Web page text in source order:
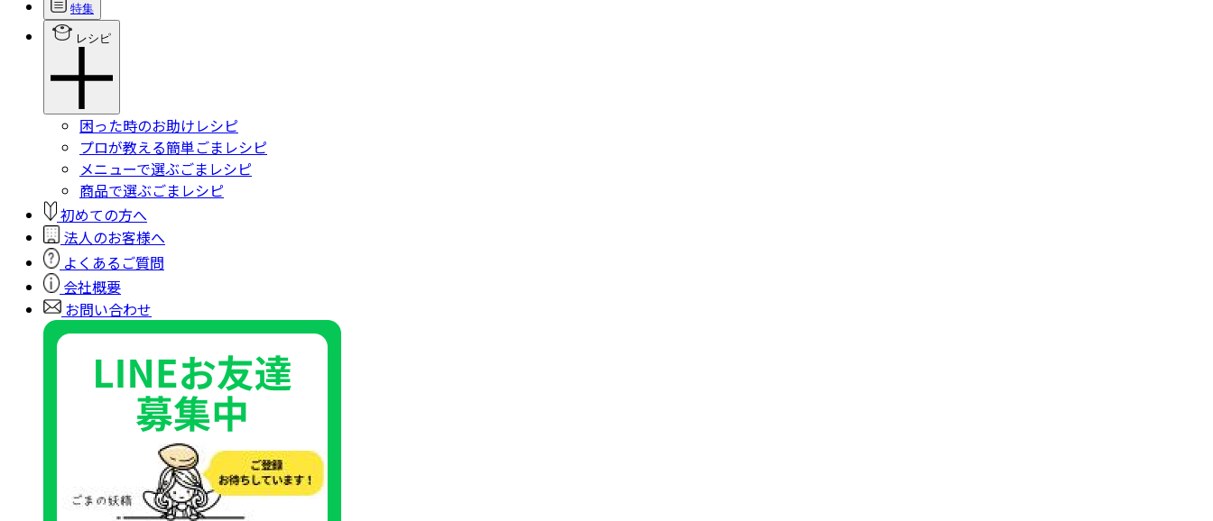
特集
レシピ
困った時のお助けレシピ
プロが教える簡単ごまレシピ
メニューで選ぶごまレシピ
商品で選ぶごまレシピ
初めての方へ
法人のお客様へ
よくあるご質問
会社概要
お問い合わせ